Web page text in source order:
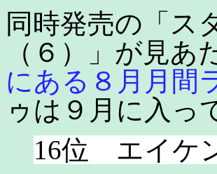
同時発売の「ス
（６）」が見
にある８月月間
ゥは９月に入っ
16位 エイケ